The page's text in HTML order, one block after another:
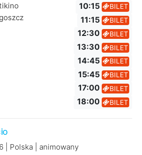
10:15 BILET
11:15 BILET
12:30 BILET
13:30 BILET
14:45 BILET
15:45 BILET
17:00 BILET
18:00 BILET
| Polska | animowany